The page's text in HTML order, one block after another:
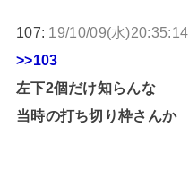
107: 19/10/09(水)20:35:14
>>103
左下2個だけ知らんな
当時の打ち切り枠さんか